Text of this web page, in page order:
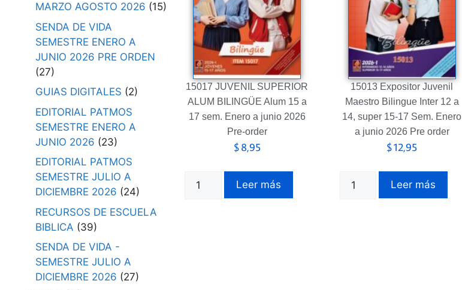
MARZO AGOSTO 2026 (15)
SENDA DE VIDA
SEMESTRE ENERO A
JUNIO 2026 PRE ORDEN
(27)
GUIAS DIGITALES (2)
EDITORIAL PATMOS
SEMESTRE ENERO A
JUNIO 2026 (23)
EDITORIAL PATMOS
SEMESTRE JULIO A
DICIEMBRE 2026 (24)
RECURSOS DE ESCUELA
BIBLICA (39)
SENDA DE VIDA -
SEMESTRE JULIO A
DICIEMBRE 2026 (27)
15017 JUVENIL SUPERIOR
ALUM BILINGÜE Alum 15 a
17 sem. Enero a junio 2026
Pre-order
$8,95
Leer más
15013 Expositor Juvenil
Maestro Bilingue Inter 12 a
14, super 15-17 Sem. Enero
a junio 2026 Pre order
$12,95
Leer más